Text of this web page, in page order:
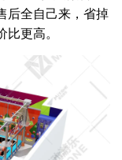
后全自己来，省掉
更高。